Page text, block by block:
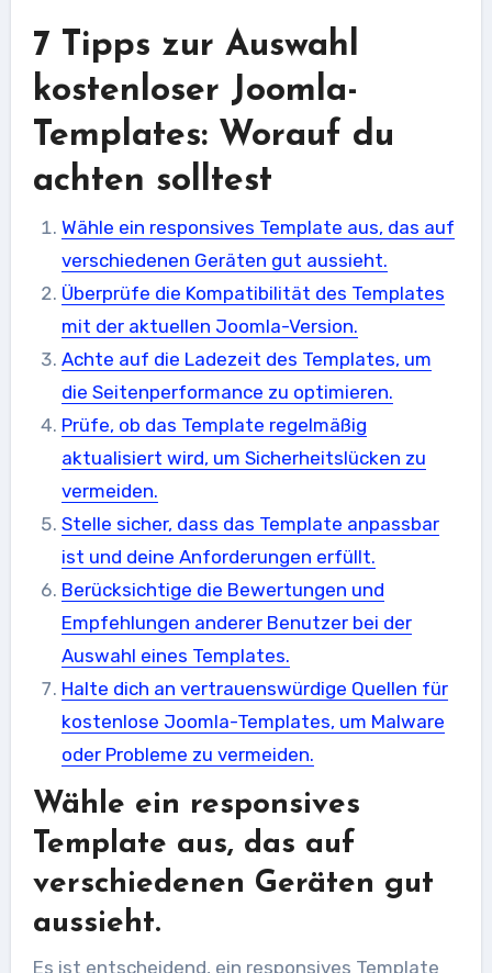
7 Tipps zur Auswahl
kostenloser Joomla-
Templates: Worauf du
achten solltest
Wähle ein responsives Template aus, das auf
verschiedenen Geräten gut aussieht.
Überprüfe die Kompatibilität des Templates
mit der aktuellen Joomla-Version.
Achte auf die Ladezeit des Templates, um
die Seitenperformance zu optimieren.
Prüfe, ob das Template regelmäßig
aktualisiert wird, um Sicherheitslücken zu
vermeiden.
Stelle sicher, dass das Template anpassbar
ist und deine Anforderungen erfüllt.
Berücksichtige die Bewertungen und
Empfehlungen anderer Benutzer bei der
Auswahl eines Templates.
Halte dich an vertrauenswürdige Quellen für
kostenlose Joomla-Templates, um Malware
oder Probleme zu vermeiden.
Wähle ein responsives
Template aus, das auf
verschiedenen Geräten gut
aussieht.
Es ist entscheidend, ein responsives Template